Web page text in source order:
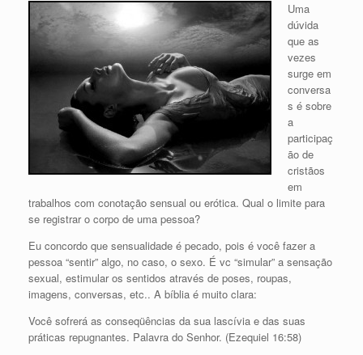
Uma
dúvida
que as
vezes
surge em
conversa
s é sobre
a
participaç
āo de
cristãos
em
trabalhos com conotação sensual ou erótica. Qual o limite para
se registrar o corpo de uma pessoa?
Eu concordo que sensualidade é pecado, pois é você fazer a
pessoa “sentir” algo, no caso, o sexo. É vc “simular” a sensação
sexual, estimular os sentidos através de poses, roupas,
imagens, conversas, etc.. A bíblia é muito clara:
Você sofrerá as conseqüências da sua lascívia e das suas
práticas repugnantes. Palavra do Senhor. (Ezequiel 16:58)